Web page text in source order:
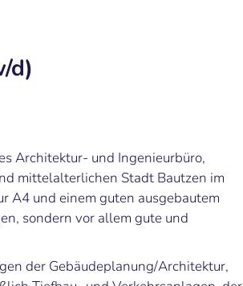
d)
Architektur- und Ingenieurbüro,
mittelalterlichen Stadt Bautzen im
A4 und einem guten ausgebautem
sondern vor allem gute und
der Gebäudeplanung/Architektur,